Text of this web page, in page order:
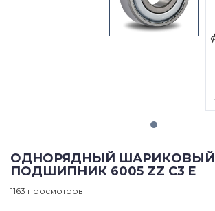
ОДНОРЯДНЫЙ ШАРИКОВЫЙ
ПОДШИПНИК 6005 ZZ C3 E
1163 просмотров